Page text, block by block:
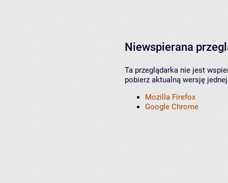
Niewspierana
Ta przeglądarka nie jest
pobierz aktualną wersję
Mozilla Firefox
Google Chrome